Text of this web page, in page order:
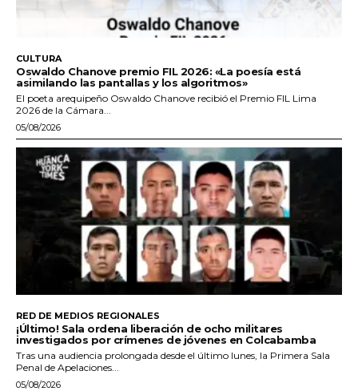
CULTURA
Oswaldo Chanove premio FIL 2026: «La poesía está
asimilando las pantallas y los algoritmos»
El poeta arequipeño Oswaldo Chanove recibió el Premio FIL Lima
2026 de la Cámara...
05/08/2026
RED DE MEDIOS REGIONALES
¡Último! Sala ordena liberación de ocho militares
investigados por crímenes de jóvenes en Colcabamba
Tras una audiencia prolongada desde el último lunes, la Primera Sala
Penal de Apelaciones...
05/08/2026